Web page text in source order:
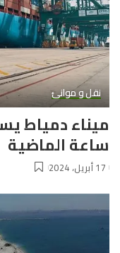
نقل و موانئ
ساعة الماضية
17 أبريل، 2024